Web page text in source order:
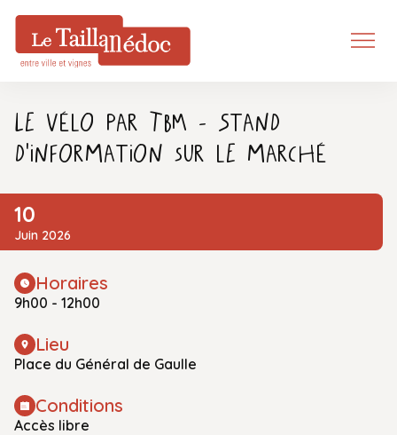
Le Vélo par TBM - Stand
d'information sur le marché
10
Juin 2026
Horaires
9h00 - 12h00
Lieu
Place du Général de Gaulle
Conditions
Accès libre